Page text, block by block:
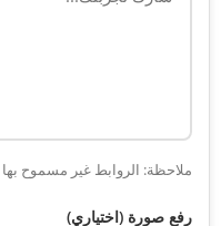
ملاحظة: الروابط غير مسموح
رفع صورة (اختياري)